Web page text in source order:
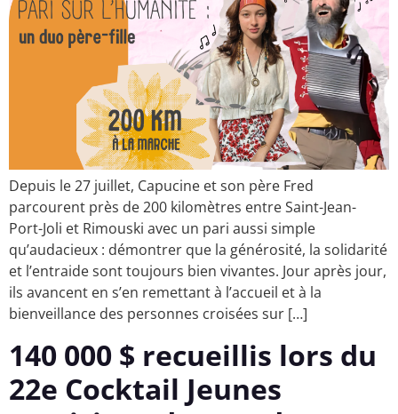
Depuis le 27 juillet, Capucine et son père Fred
parcourent près de 200 kilomètres entre Saint-Jean-
Port-Joli et Rimouski avec un pari aussi simple
qu’audacieux : démontrer que la générosité, la solidarité
et l’entraide sont toujours bien vivantes. Jour après jour,
ils avancent en s’en remettant à l’accueil et à la
bienveillance des personnes croisées sur […]
140 000 $ recueillis lors du
22e Cocktail Jeunes